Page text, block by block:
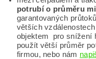
potrubí o průměru
garantovaných
větších
objektem pro snížení
použít větší průměr
firmou, nebo nám